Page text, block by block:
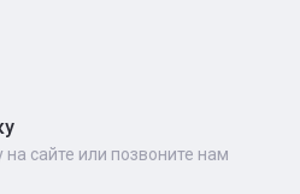
на сайте или позвоните нам